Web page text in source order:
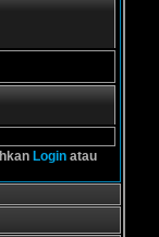
Login atau